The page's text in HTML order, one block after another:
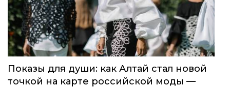
Показы для души: как Алтай стал новой
точкой на карте российской моды —